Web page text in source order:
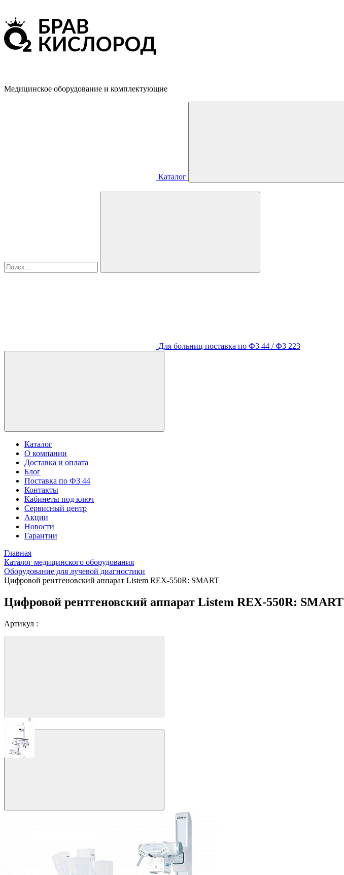
Медицинское оборудование и комплектующие
Каталог
Для больниц поставка по ФЗ 44 / ФЗ 223
Каталог
О компании
Доставка и оплата
Блог
Поставка по ФЗ 44
Контакты
Кабинеты под ключ
Сервисный центр
Акции
Новости
Гарантии
Главная
Каталог медицинского оборудования
Оборудование для лучевой диагностики
Цифровой рентгеновский аппарат Listem REX-550R: SMART
Цифровой рентгеновский аппарат Listem REX-550R: SMART
Артикул :